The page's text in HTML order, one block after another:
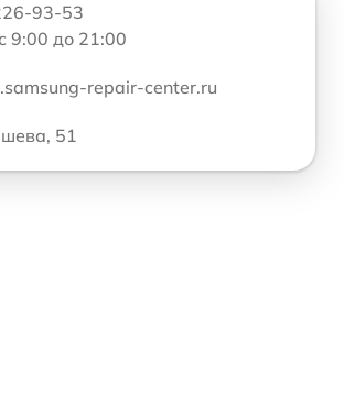
93-53
9:00 до 21:00
repair-center.ru
51